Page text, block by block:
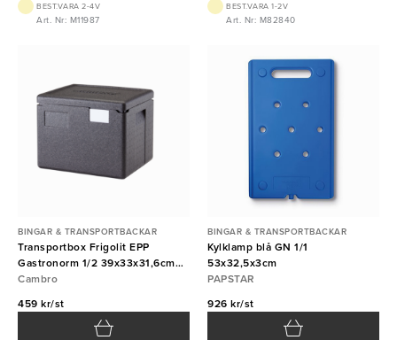
BEST.VARA 2-4V
Art. Nr: M11987
BEST.VARA 1-2V
Art. Nr: M82840
BINGAR & TRANSPORTBACKAR
Transportbox Frigolit EPP
Gastronorm 1/2 39x33x31,6cm
22,3L svart Cambro
Cambro
459 kr/st
BINGAR & TRANSPORTBACKAR
Kylklamp blå GN 1/1
53x32,5x3cm
PAPSTAR
926 kr/st